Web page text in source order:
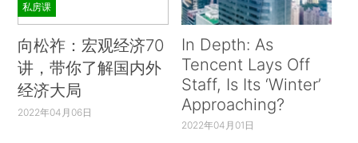
私房课
向松祚：宏观经济70
讲，带你了解国内外
经济大局
2022年04月06日
In Depth: As
Tencent Lays Off
Staff, Is Its ‘Winter’
Approaching?
2022年04月01日